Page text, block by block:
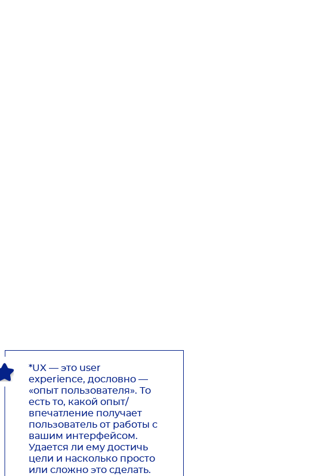
*UX — это user
experience, дословно —
«опыт пользователя». То
есть то, какой опыт/
впечатление получает
пользователь от работы с
вашим интерфейсом.
Удается ли ему достичь
цели и насколько просто
или сложно это сделать.